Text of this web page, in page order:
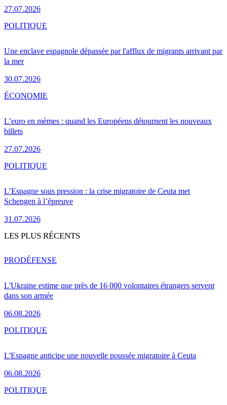
27.07.2026
Une enclave espagnole dépassée par l'afflux de migrants arrivant par
la mer
30.07.2026
POLITIQUE
L’euro en mèmes : quand les Européens détournent les nouveaux
billets
27.07.2026
ÉCONOMIE
L’Espagne sous pression : la crise migratoire de Ceuta met
Schengen à l’épreuve
31.07.2026
POLITIQUE
LES PLUS RÉCENTS
L'Ukraine estime que près de 16 000 volontaires étrangers servent
dans son armée
06.08.2026
PRODÉFENSE
L'Espagne anticipe une nouvelle poussée migratoire à Ceuta
06.08.2026
POLITIQUE
POLITIQUE